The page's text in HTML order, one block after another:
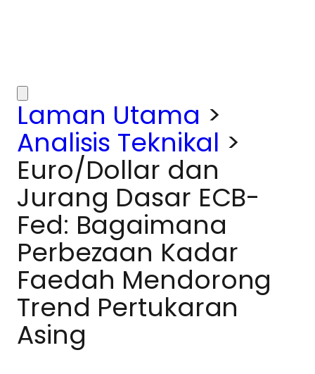
Laman Utama >
Analisis Teknikal >
Euro/Dollar dan
Jurang Dasar ECB-
Fed: Bagaimana
Perbezaan Kadar
Faedah Mendorong
Trend Pertukaran
Asing